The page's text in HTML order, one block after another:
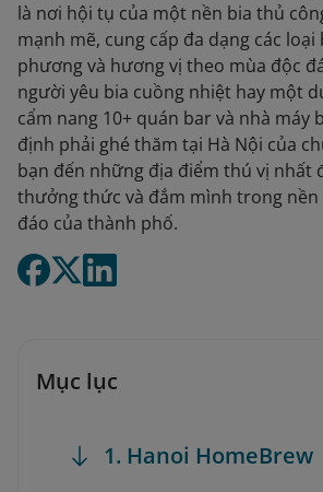
là nơi hội tụ của một nền bia thủ
mạnh mẽ, cung cấp đa dạng các loại
phương và hương vị theo mùa độc
người yêu bia cuồng nhiệt hay một
cẩm nang 10+ quán bar và nhà máy
định phải ghé thăm tại Hà Nội của
bạn đến những địa điểm thú vị nhất
thưởng thức và đắm mình trong nền
đáo của thành phố.
Mục lục
1. Hanoi HomeBrew